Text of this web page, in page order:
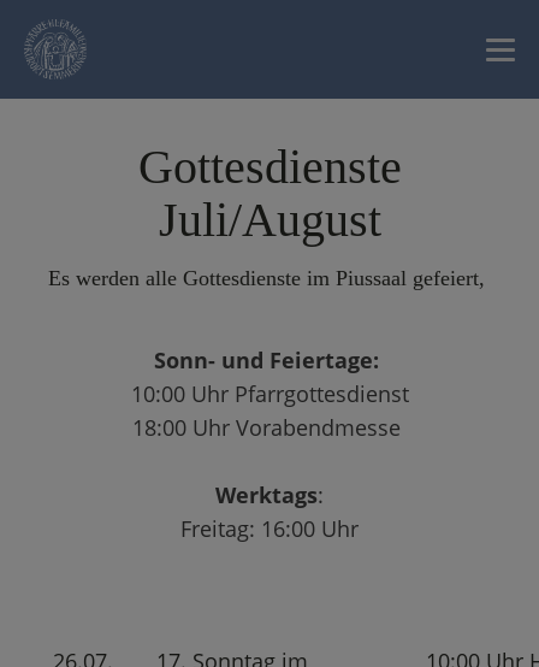
Gottesdienste
Juli/August
Es werden alle Gottesdienste im Piussaal gefeiert,
Sonn- und Feiertage:
10:00 Uhr Pfarrgottesdienst
18:00 Uhr Vorabendmesse
Werktags:
Freitag: 16:00 Uhr
26.07.
17. Sonntag im
10:00 Uhr